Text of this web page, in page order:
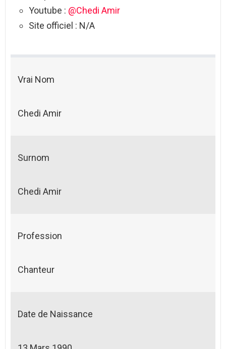
Youtube : @Chedi Amir
Site officiel : N/A
Vrai Nom
Chedi Amir
Surnom
Chedi Amir
Profession
Chanteur
Date de Naissance